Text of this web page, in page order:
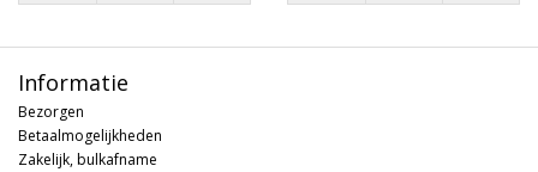
Informatie
Bezorgen
Betaalmogelijkheden
Zakelijk, bulkafname